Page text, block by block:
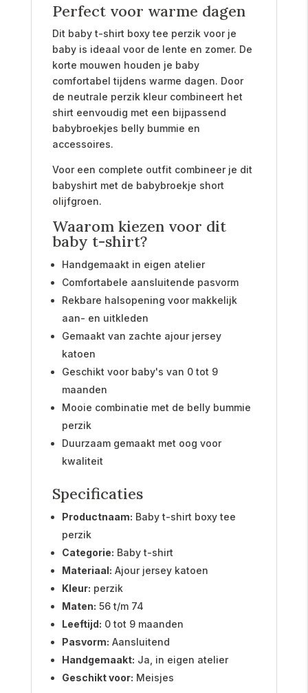
Perfect voor warme dagen
Dit baby t-shirt boxy tee perzik voor je
baby is ideaal voor de lente en zomer. De
korte mouwen houden je baby
comfortabel tijdens warme dagen. Door
de neutrale perzik kleur combineert het
shirt eenvoudig met een bijpassend
babybroekjes belly bummie en
accessoires.
Voor een complete outfit combineer je dit
babyshirt met de babybroekje short
olijfgroen.
Waarom kiezen voor dit
baby t-shirt?
Handgemaakt in eigen atelier
Comfortabele aansluitende pasvorm
Rekbare halsopening voor makkelijk
aan- en uitkleden
Gemaakt van zachte ajour jersey
katoen
Geschikt voor baby's van 0 tot 9
maanden
Mooie combinatie met de belly bummie
perzik
Duurzaam gemaakt met oog voor
kwaliteit
Specificaties
Productnaam: Baby t-shirt boxy tee
perzik
Categorie: Baby t-shirt
Materiaal: Ajour jersey katoen
Kleur: perzik
Maten: 56 t/m 74
Leeftijd: 0 tot 9 maanden
Pasvorm: Aansluitend
Handgemaakt: Ja, in eigen atelier
Geschikt voor: Meisjes